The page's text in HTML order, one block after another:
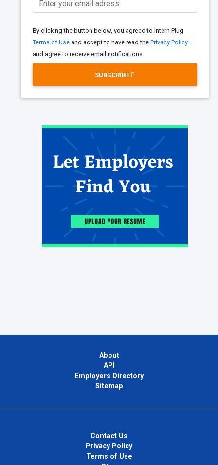
By clicking the button below, you agreed to Intern Plug
Terms of Use and accept to have read the Privacy Policy
and agree to receive email notifications.
SUBSCRIBE
About
API
Employers Directory
Sitemap
Contact Us
Privacy Policy
Terms of Use